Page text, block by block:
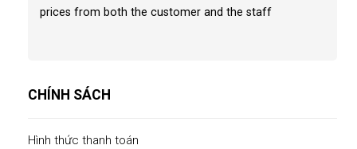
prices from both the customer and the staff
CHÍNH SÁCH
Hình thức thanh toán